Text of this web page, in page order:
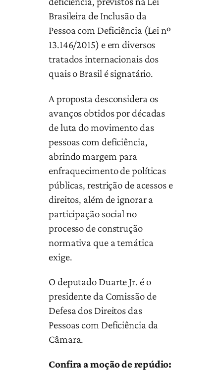
Brasileira de Inclusão da
Pessoa com Deficiência (Lei nº
13.146/2015) e em diversos
tratados internacionais dos
quais o Brasil é signatário.
A proposta desconsidera os
avanços obtidos por décadas
de luta do movimento das
pessoas com deficiência,
abrindo margem para
enfraquecimento de políticas
públicas, restrição de acessos e
direitos, além de ignorar a
participação social no
processo de construção
normativa que a temática
exige.
O deputado Duarte Jr. é o
presidente da Comissão de
Defesa dos Direitos das
Pessoas com Deficiência da
Câmara.
Confira a moção de repúdio: